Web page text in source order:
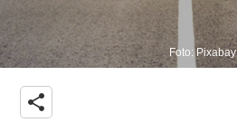
Foto: Pixabay
share